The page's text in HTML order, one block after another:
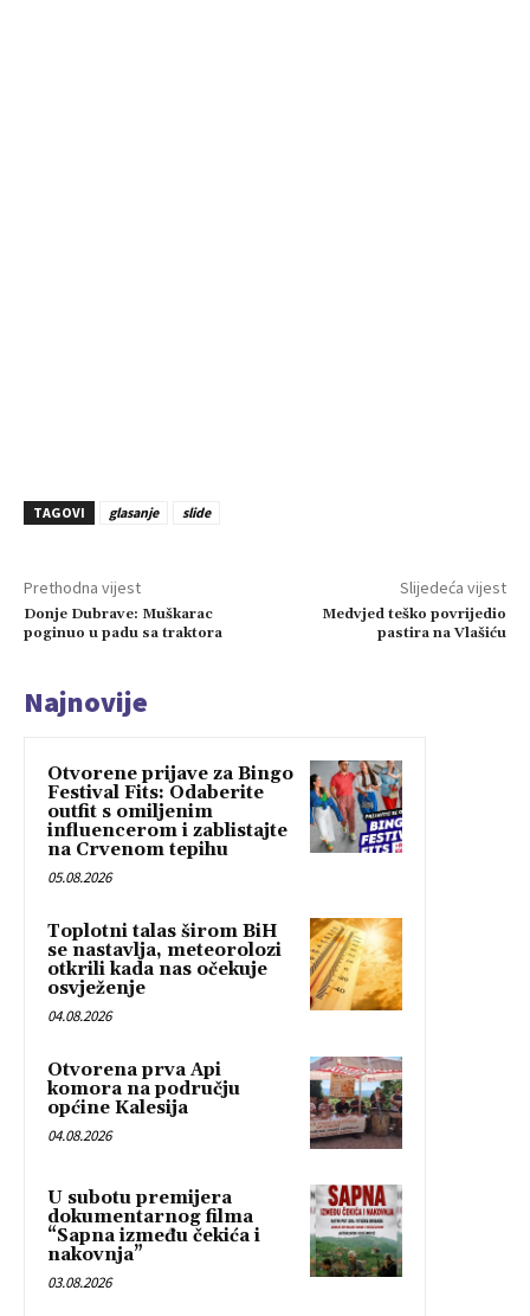
TAGOVI glasanje slide
Prethodna vijest
Donje Dubrave: Muškarac
poginuo u padu sa traktora
Slijedeća vijest
Medvjed teško povrijedio
pastira na Vlašiću
Najnovije
Otvorene prijave za Bingo
Festival Fits: Odaberite
outfit s omiljenim
influencerom i zablistajte
na Crvenom tepihu
05.08.2026
Toplotni talas širom BiH
se nastavlja, meteorolozi
otkrili kada nas očekuje
osvježenje
04.08.2026
Otvorena prva Api
komora na području
općine Kalesija
04.08.2026
U subotu premijera
dokumentarnog filma
“Sapna između čekića i
nakovnja”
03.08.2026